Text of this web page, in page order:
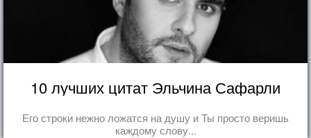
10 лучших цитат Эльчина Сафарли
Его строки нежно ложатся на душу и Ты просто веришь
каждому слову...